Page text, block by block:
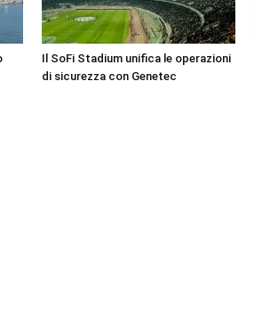
Il SoFi Stadium unifica le operazioni
di sicurezza con Genetec